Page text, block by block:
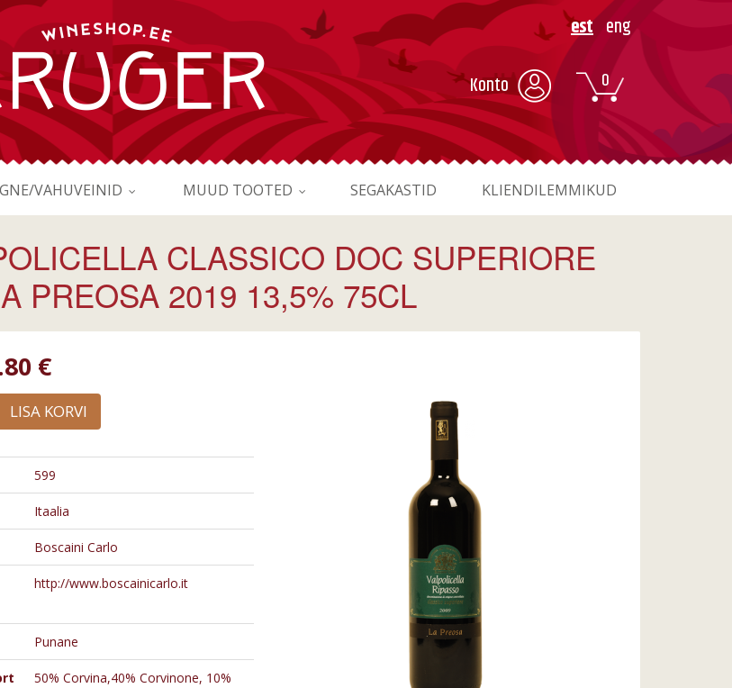
Konto 0
est eng
VAHUVEINID MUUD TOOTED SEGAKASTID KLIENDILEMMIKUD
CLASSICO DOC SUPERIORE
PREOSA 2019 13,5% 75CL
€
LISA KORVI
599
Itaalia
Boscaini Carlo
http://www.boscainicarlo.it
Punane
50% Corvina,40% Corvinone, 10%